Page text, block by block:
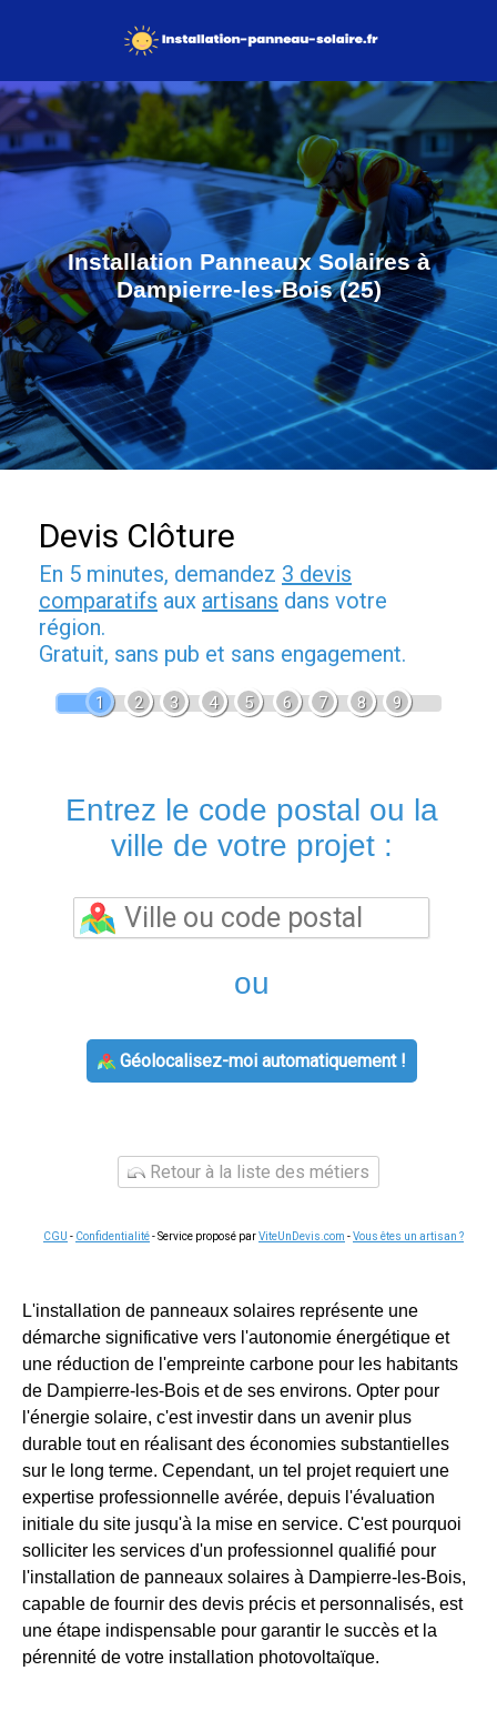
Installation Panneaux Solaires à
Dampierre-les-Bois (25)
Devis Clôture
En 5 minutes, demandez 3 devis
comparatifs aux artisans dans votre
région.
Gratuit, sans pub et sans engagement.
1 2 3 4 5 6 7 8 9
Entrez le code postal ou la
ville de votre projet :
ou
Géolocalisez-moi automatiquement !
Retour à la liste des métiers
CGU - Confidentialité- Service proposé parViteUnDevis.com -Vous êtes un artisan ?
L'installation de panneaux solaires représente une
démarche significative vers l'autonomie énergétique et
une réduction de l'empreinte carbone pour les habitants
de Dampierre-les-Bois et de ses environs. Opter pour
l'énergie solaire, c'est investir dans un avenir plus
durable tout en réalisant des économies substantielles
sur le long terme. Cependant, un tel projet requiert une
expertise professionnelle avérée, depuis l'évaluation
initiale du site jusqu'à la mise en service. C'est pourquoi
solliciter les services d'un professionnel qualifié pour
l'installation de panneaux solaires à Dampierre-les-Bois,
capable de fournir des devis précis et personnalisés, est
une étape indispensable pour garantir le succès et la
pérennité de votre installation photovoltaïque.